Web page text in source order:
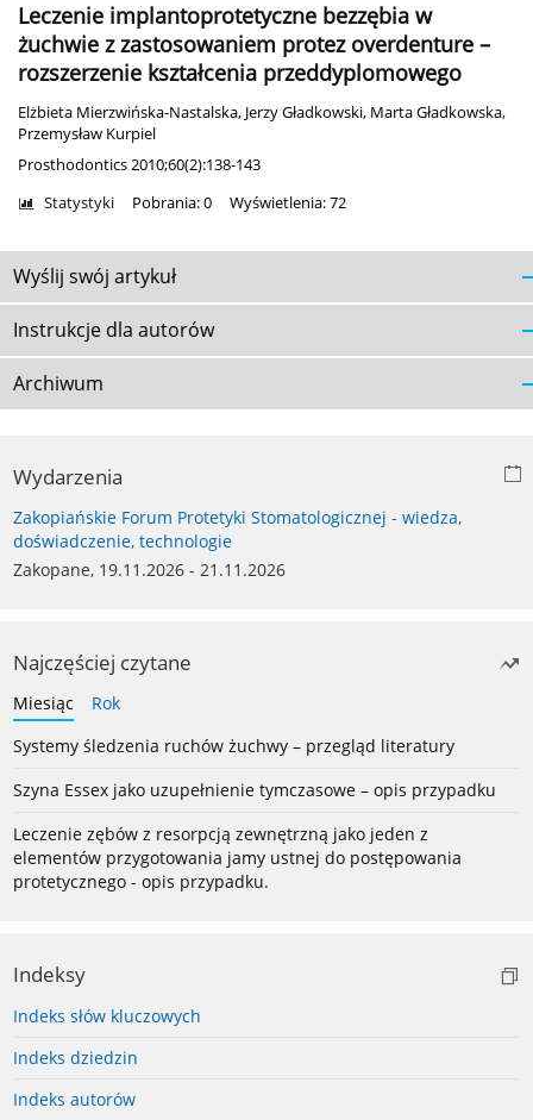
Leczenie implantoprotetyczne bezzębia w
żuchwie z zastosowaniem protez overdenture –
rozszerzenie kształcenia przeddyplomowego
Elżbieta Mierzwińska-Nastalska, Jerzy Gładkowski, Marta Gładkowska,
Przemysław Kurpiel
Prosthodontics 2010;60(2):138-143
Statystyki Pobrania: 0 Wyświetlenia: 72
Wyślij swój artykuł
Instrukcje dla autorów
Archiwum
Wydarzenia
Zakopiańskie Forum Protetyki Stomatologicznej - wiedza,
doświadczenie, technologie
Zakopane, 19.11.2026 - 21.11.2026
Najczęściej czytane
Miesiąc
Rok
Systemy śledzenia ruchów żuchwy – przegląd literatury
Szyna Essex jako uzupełnienie tymczasowe – opis przypadku
Leczenie zębów z resorpcją zewnętrzną jako jeden z
elementów przygotowania jamy ustnej do postępowania
protetycznego - opis przypadku.
Indeksy
Indeks słów kluczowych
Indeks dziedzin
Indeks autorów